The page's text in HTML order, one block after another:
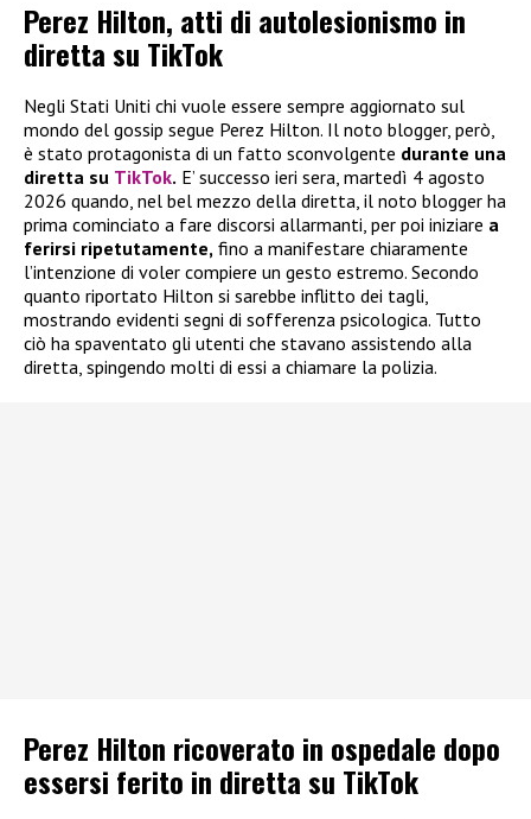
Perez Hilton, atti di autolesionismo in
diretta su TikTok
Negli Stati Uniti chi vuole essere sempre aggiornato sul
mondo del gossip segue Perez Hilton. Il noto blogger, però,
è stato protagonista di un fatto sconvolgente durante una
diretta su TikTok. E’ successo ieri sera, martedì 4 agosto
2026 quando, nel bel mezzo della diretta, il noto blogger ha
prima cominciato a fare discorsi allarmanti, per poi iniziare a
ferirsi ripetutamente, fino a manifestare chiaramente
l’intenzione di voler compiere un gesto estremo. Secondo
quanto riportato Hilton si sarebbe inflitto dei tagli,
mostrando evidenti segni di sofferenza psicologica. Tutto
ciò ha spaventato gli utenti che stavano assistendo alla
diretta, spingendo molti di essi a chiamare la polizia.
Perez Hilton ricoverato in ospedale dopo
essersi ferito in diretta su TikTok